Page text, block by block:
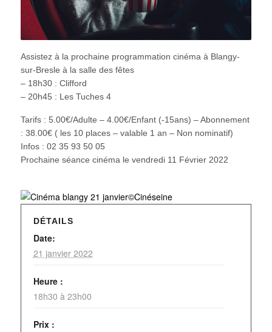
Assistez à la prochaine programmation cinéma à Blangy-
sur-Bresle à la salle des fêtes
– 18h30 : Clifford
– 20h45 : Les Tuches 4
Tarifs : 5.00€/Adulte – 4.00€/Enfant (-15ans) – Abonnement
: 38.00€ ( les 10 places – valable 1 an – Non nominatif)
Infos : 02 35 93 50 05
Prochaine séance cinéma le vendredi 11 Février 2022
DÉTAILS
Date:
21 janvier 2022
Heure :
18h30 à 23h00
Prix :